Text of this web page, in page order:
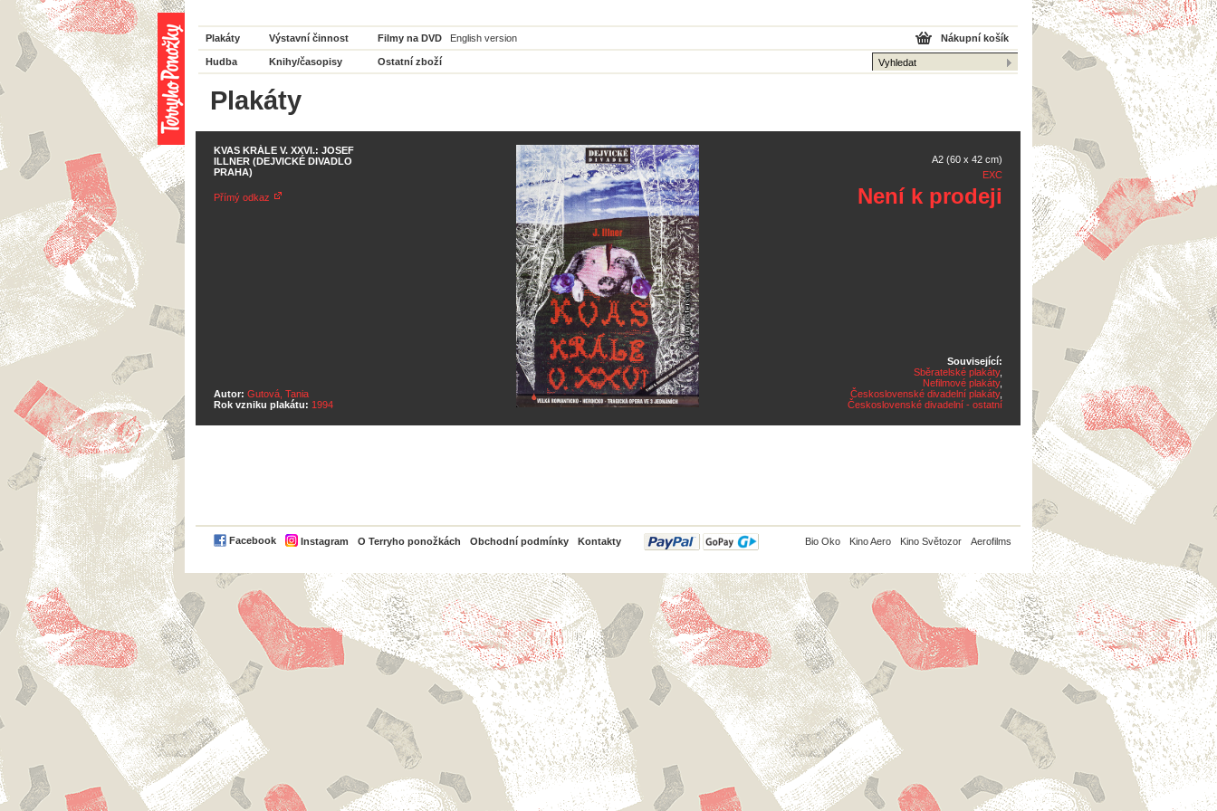
Plakáty Výstavní činnost Filmy na DVD English version
Hudba Knihy/časopisy Ostatní zboží
Nákupní košík
Plakáty
KVAS KRÁLE V. XXVI.: JOSEF
ILLNER (DEJVICKÉ DIVADLO
PRAHA)
Přímý odkaz
Autor: Gutová, Tania
Rok vzniku plakátu: 1994
A2 (60 x 42 cm)
EXC
Není k prodeji
Související:
Sběratelské plakáty,
Nefilmové plakáty,
Československé divadelní plakáty,
Československé divadelní - ostatní
Facebook Instagram O Terryho ponožkách Obchodní podmínky Kontakty
PayPal Bio Oko Kino Aero Kino Světozor Aerofilms